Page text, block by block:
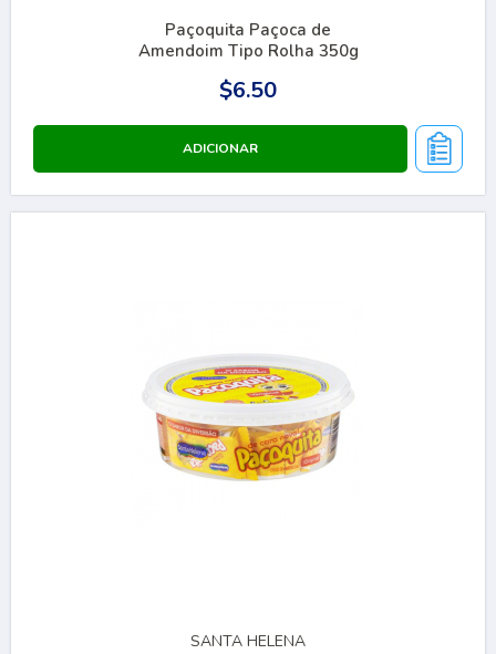
Paçoquita Paçoca de
Amendoim Tipo Rolha 350g
$6.50
SANTA HELENA